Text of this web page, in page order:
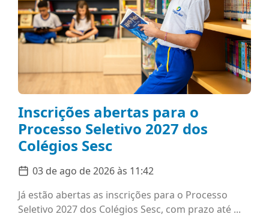
Inscrições abertas para o
Processo Seletivo 2027 dos
Colégios Sesc
03 de ago de 2026 às 11:42
Já estão abertas as inscrições para o Processo
Seletivo 2027 dos Colégios Sesc, com prazo até ...